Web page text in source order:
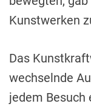
Kunstwerken
Das
wechselnde
jedem Besuch